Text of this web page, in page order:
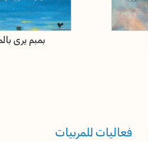
بمبم يرى
فعاليات للمربيات